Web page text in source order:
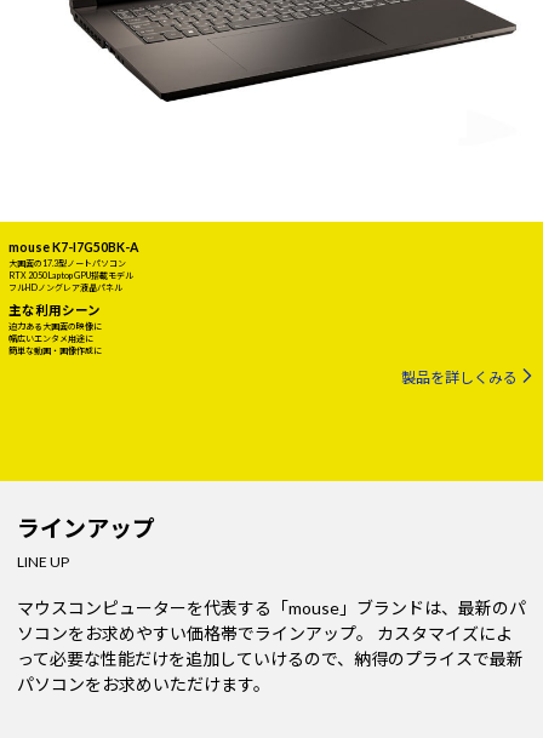
mouse K7-I7G50BK-A
大画面の17.3型ノートパソコン
RTX 2050 Laptop GPU搭載モデル
フルHDノングレア液晶パネル
主な利用シーン
迫力ある大画面の映像に
幅広いエンタメ用途に
簡単な動画・画像作成に
製品を詳しくみる
ラインアップ
LINE UP
マウスコンピューターを代表する「mouse」ブランドは、最新のパ
ソコンをお求めやすい価格帯でラインアップ。 カスタマイズによ
って必要な性能だけを追加していけるので、納得のプライスで最新
パソコンをお求めいただけます。